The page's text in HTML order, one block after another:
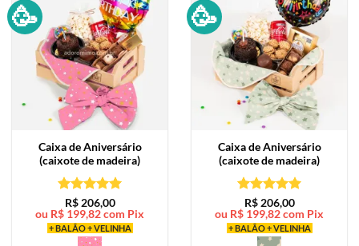
🥳
Caixa deAniversário
(caixote de madeira)
Avaliação5
de 5
R$206,00
ou R$ 199,82com Pix
+ BALÃO + VELINHA
🥳
Caixa deAniversário
(caixote de madeira)
Avaliação5
de 5
R$206,00
ou R$ 199,82com Pix
+ BALÃO + VELINHA